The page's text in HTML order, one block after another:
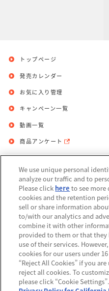
トップページ
発売カレンダー
お気に入り管理
キャンペーン一覧
動画一覧
商品アンケート
お問い合わせ
利用規約
Do Not Sell or
アレルギー情報
We use unique personal
analyze our traffic and to
Please click here to see more
cookies and the retention
sell or share information
to/with our analytics and
combine it with other
provided to them or that
use of their services.
cookies for our users under
“Reject All Cookies” if you
reject all cookies. To
please click “Cookie Settings”.